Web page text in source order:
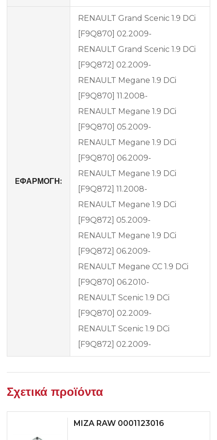
EΦΑΡΜΟΓΗ:
RENAULT Grand Scenic 1.9 DCi
[F9Q870] 02.2009-
RENAULT Grand Scenic 1.9 DCi
[F9Q872] 02.2009-
RENAULT Megane 1.9 DCi
[F9Q870] 11.2008-
RENAULT Megane 1.9 DCi
[F9Q870] 05.2009-
RENAULT Megane 1.9 DCi
[F9Q870] 06.2009-
RENAULT Megane 1.9 DCi
[F9Q872] 11.2008-
RENAULT Megane 1.9 DCi
[F9Q872] 05.2009-
RENAULT Megane 1.9 DCi
[F9Q872] 06.2009-
RENAULT Megane CC 1.9 DCi
[F9Q870] 06.2010-
RENAULT Scenic 1.9 DCi
[F9Q870] 02.2009-
RENAULT Scenic 1.9 DCi
[F9Q872] 02.2009-
Σχετικά προϊόντα
MIZA RAW 0001123016